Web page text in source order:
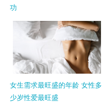
功
女生需求最旺盛的年龄 女性多
少岁性爱最旺盛